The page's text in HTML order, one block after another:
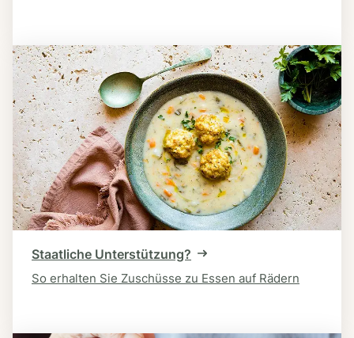
Staatliche Unterstützung?
So erhalten Sie Zuschüsse zu Essen auf Rädern